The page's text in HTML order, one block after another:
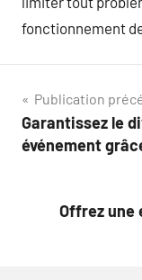
fonctionnement
Navigation
de
Publication
Garantissez le
événement
Offrez une